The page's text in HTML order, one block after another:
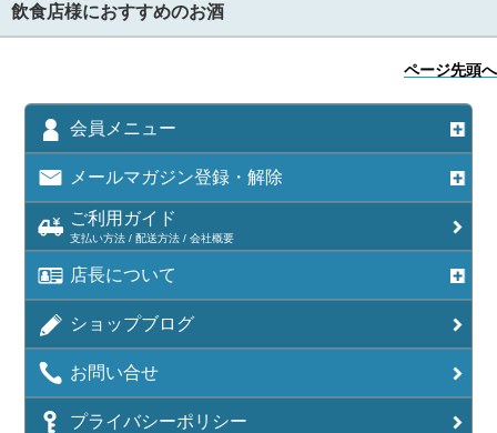
飲食店様におすすめのお酒
ページ先頭へ
会員メニュー
メールマガジン登録・解除
ご利用ガイド
支払い方法 / 配送方法 / 会社概要
店長について
ショップブログ
お問い合せ
プライバシーポリシー